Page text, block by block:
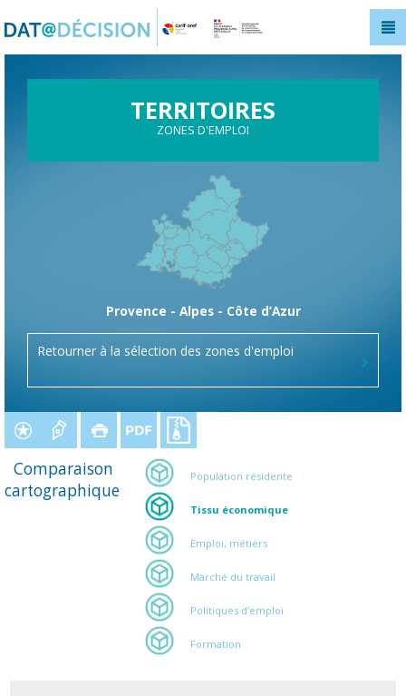
TERRITOIRES
ZONES D'EMPLOI
Provence - Alpes - Côte d’Azur
Retourner à la sélection des zones d'emploi
Comparaison
cartographique
Population résidente
Tissu économique
Emploi, métiers
Marché du travail
Politiques d’emploi
Formation
Panneau de gestion des cookies